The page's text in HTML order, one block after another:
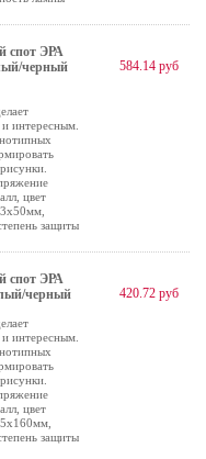
спот ЭРА
черный
интересным.
цвет
защиты
584.14 руб
спот ЭРА
черный
интересным.
цвет
защиты
420.72 руб